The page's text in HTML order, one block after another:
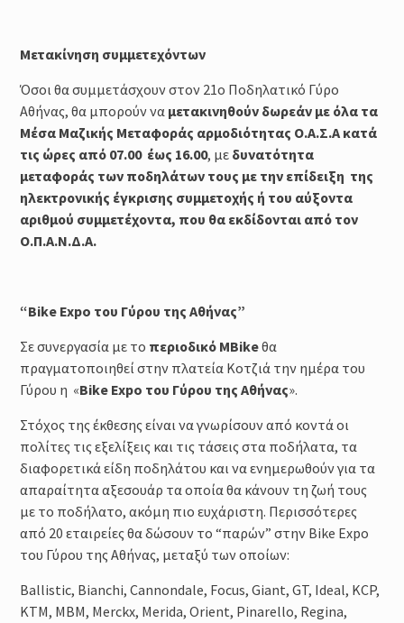
Μετακίνηση συμμετεχόντων
Όσοι θα συμμετάσχουν στον 21ο Ποδηλατικό Γύρο
Αθήνας, θα μπορούν να μετακινηθούν δωρεάν με όλα τα
Μέσα Μαζικής Μεταφοράς αρμοδιότητας Ο.Α.Σ.Α κατά
τις ώρες από 07.00 έως 16.00, με δυνατότητα
μεταφοράς των ποδηλάτων τους με την επίδειξη της
ηλεκτρονικής έγκρισης συμμετοχής ή του αύξοντα
αριθμού συμμετέχοντα, που θα εκδίδονται από τον
Ο.Π.Α.Ν.Δ.Α.
“Bike Expo του Γύρου της Αθήνας”
Σε συνεργασία με το περιοδικό ΜBikeθα
πραγματοποιηθεί στην πλατεία Κοτζιά την ημέρα του
Γύρου η «Bike Expo του Γύρου της Αθήνας».
Στόχος της έκθεσης είναι να γνωρίσουν από κοντά οι
πολίτες τις εξελίξεις και τις τάσεις στα ποδήλατα, τα
διαφορετικά είδη ποδηλάτου και να ενημερωθούν για τα
απαραίτητα αξεσουάρ τα οποία θα κάνουν τη ζωή τους
με το ποδήλατο, ακόμη πιο ευχάριστη. Περισσότερες
από 20 εταιρείες θα δώσουν το “παρών” στην Bike Expo
του Γύρου της Αθήνας, μεταξύ των οποίων:
Ballistic, Bianchi, Cannondale, Focus, Giant, GT, Ideal, KCP,
KTM, MBM, Merckx, Merida, Orient, Pinarello, Regina,